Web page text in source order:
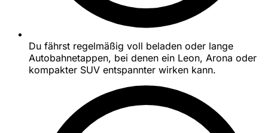
Du fährst regelmäßig voll beladen oder lange
Autobahnetappen, bei denen ein Leon, Arona oder
kompakter SUV entspannter wirken kann.